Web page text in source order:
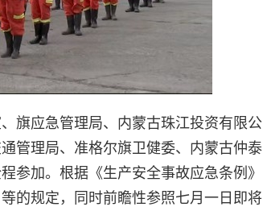
旗应急管理局、内蒙古珠江投资有限公
管理局、准格尔旗卫健委、内蒙古仲泰
参加。根据《生产安全事故应急条例》
的规定，同时前瞻性参照七月一日即将